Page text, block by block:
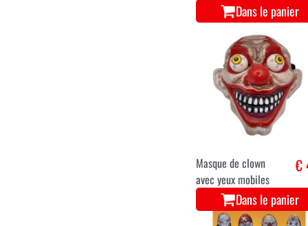
Dans le panier
Masque de clown
avec yeux mobiles
€
Dans le panier